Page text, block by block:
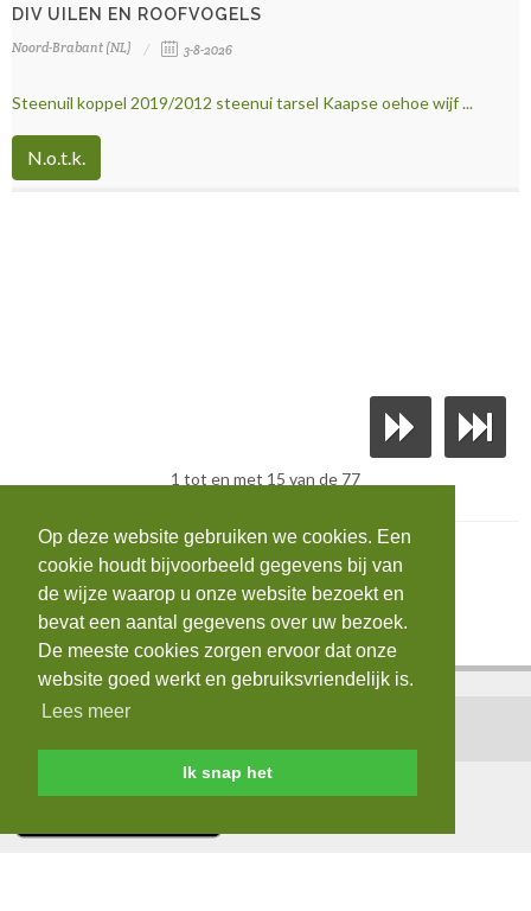
Op deze website gebruiken we cookies. Een
cookie houdt bijvoorbeeld gegevens bij van
de wijze waarop u onze website bezoekt en
bevat een aantal gegevens over uw bezoek.
De meeste cookies zorgen ervoor dat onze
website goed werkt en gebruiksvriendelijk is.
Lees meer
Ik snap het
DIV UILEN EN ROOFVOGELS
Noord-Brabant (NL) 3-8-2026
Steenuil koppel 2019/2012 steenui tarsel Kaapse oehoe wijf ...
N.o.t.k.
1 tot en met 15 van de 77
Home